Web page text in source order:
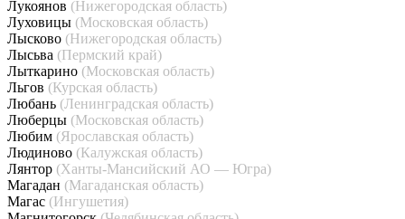
Лукоянов (Нижегородская область)
Луховицы (Московская область)
Лысково (Нижегородская область)
Лысьва (Пермский край)
Лыткарино (Московская область)
Льгов (Курская область)
Любань (Ленинградская область)
Люберцы (Московская область)
Любим (Ярославская область)
Людиново (Калужская область)
Лянтор (Ханты-Мансийский АО — Югра)
Магадан (Магаданская область)
Магас (Ингушетия)